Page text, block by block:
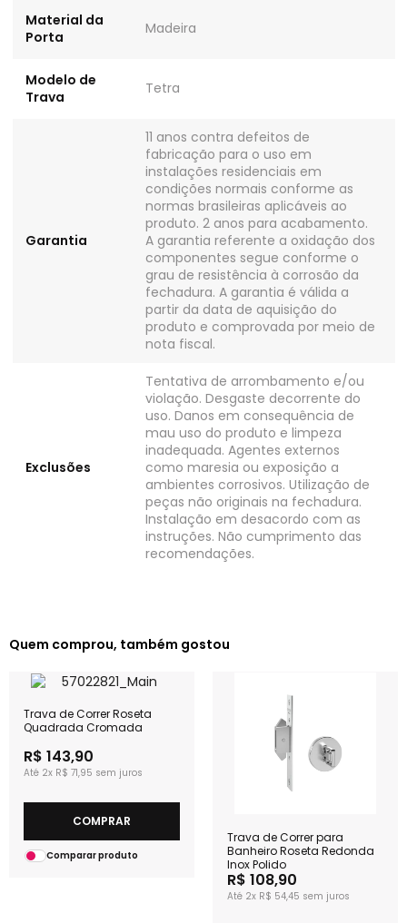
Material da
Porta
Madeira
Modelo de
Trava
Tetra
Garantia
11 anos contra defeitos de
fabricação para o uso em
instalações residenciais em
condições normais conforme as
normas brasileiras aplicáveis ao
produto. 2 anos para acabamento.
A garantia referente a oxidação dos
componentes segue conforme o
grau de resistência à corrosão da
fechadura. A garantia é válida a
partir da data de aquisição do
produto e comprovada por meio de
nota fiscal.
Exclusões
Tentativa de arrombamento e/ou
violação. Desgaste decorrente do
uso. Danos em consequência de
mau uso do produto e limpeza
inadequada. Agentes externos
como maresia ou exposição a
ambientes corrosivos. Utilização de
peças não originais na fechadura.
Instalação em desacordo com as
instruções. Não cumprimento das
recomendações.
Quem comprou, também gostou
Trava de Correr Roseta
Quadrada Cromada
R$ 143,90
2x R$ 71,95
COMPRAR
Comparar produto
Trava de Correr para
Banheiro Roseta Redonda
Inox Polido
R$ 108,90
2x R$ 54,45